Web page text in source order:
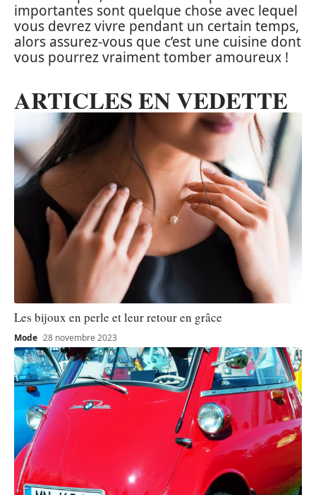
importantes sont quelque chose avec lequel
vous devrez vivre pendant un certain temps,
alors assurez-vous que c’est une cuisine dont
vous pourrez vraiment tomber amoureux !
ARTICLES EN VEDETTE
Les bijoux en perle et leur retour en grâce
Mode 28 novembre 2023